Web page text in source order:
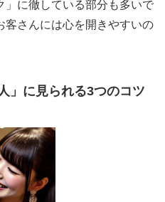
」に徹している部分も多いで
客さんには心を開きやすいの
」に見られる3つのコツ